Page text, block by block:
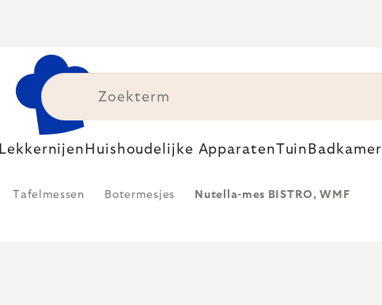
Lekkernijen Huishoudelijke ApparatenTuin Badkamer
Tafelmessen Botermesjes Nutella-mes BISTRO, WMF